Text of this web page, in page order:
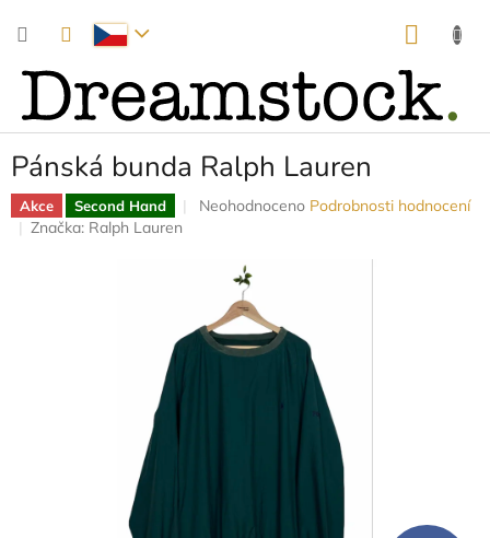
Pánská bunda Ralph Lauren
Akce Second Hand
Průměrné
5
hvězdiček.
Neohodnoceno Podrobnosti hodnocení
Značka: Ralph Lauren